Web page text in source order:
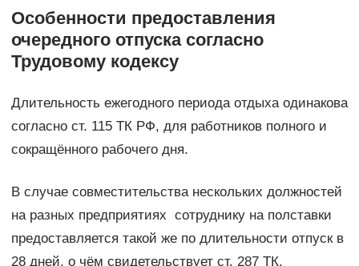
Особенности предоставления
очередного отпуска согласно
Трудовому кодексу
Длительность ежегодного периода отдыха одинакова
согласно ст. 115 ТК РФ, для работников полного и
сокращённого рабочего дня.
В случае совместительства нескольких должностей
на разных предприятиях сотруднику на полставки
предоставляется такой же по длительности отпуск в
28 дней, о чём свидетельствует ст. 287 ТК.